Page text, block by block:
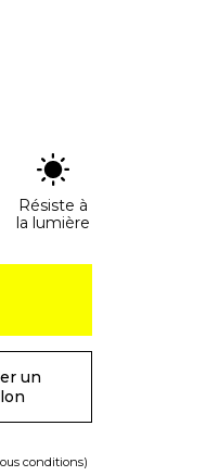
Résiste à
la lumière
un
conditions)